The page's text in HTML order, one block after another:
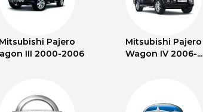
Mitsubishi Pajero
III 2000-2006
Mitsubishi Pajero
Wagon IV 2006-...